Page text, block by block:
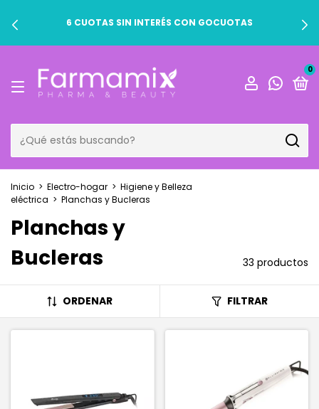
6 CUOTAS SIN INTERÉS CON GOCUOTAS
0
Inicio > Electro-hogar > Higiene y Belleza
eléctrica > Planchas y Bucleras
Planchas y
Bucleras
33 productos
ORDENAR FILTRAR